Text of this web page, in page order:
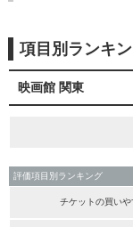
項目別ランキ
映画館 関東
評価項目別ランキング
チケットの買いや